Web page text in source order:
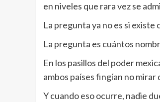
en niveles que rara vez se
La pregunta ya no es si
La pregunta es cuántos
En los pasillos del poder
ambos países fingían no
Y cuando eso ocurre, nadie